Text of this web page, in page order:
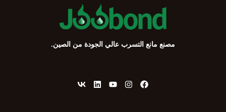
مصنع مانع التسرب عالي الجودة من الصين.